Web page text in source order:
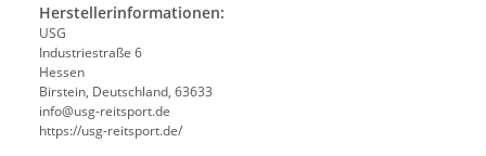
Herstellerinformationen:
USG
Industriestraße 6
Hessen
Birstein, Deutschland, 63633
info@usg-reitsport.de
https://usg-reitsport.de/